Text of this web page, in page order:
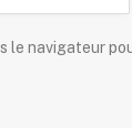
le navigateur